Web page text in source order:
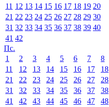
11 12 13 14 15 16 17 18 19 20
21 22 23 24 25 26 27 28 29 30
31 32 33 34 35 36 37 38 39 40
41 42
Пс.
1
2 3 4 5 6 7 8
11
12 13 14 15 16 17 18
21
22 23 24 25 26 27 28
31
32 33 34 35 36 37 38
41
42 43 44 45 46 47 48